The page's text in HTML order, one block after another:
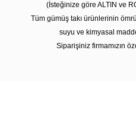
(İsteğinize göre ALTIN ve
Tüm gümüş takı ürünlerinin
suyu ve kimyasal
Siparişiniz firmamızın